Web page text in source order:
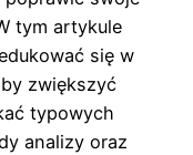
tym artykule
się w
zwiększyć
typowych
analizy oraz